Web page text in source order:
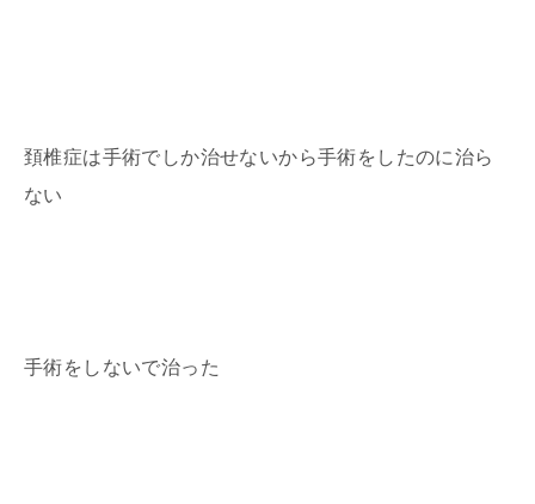
頚椎症は手術でしか治せないから手術をしたのに治ら
ない
手術をしないで治った